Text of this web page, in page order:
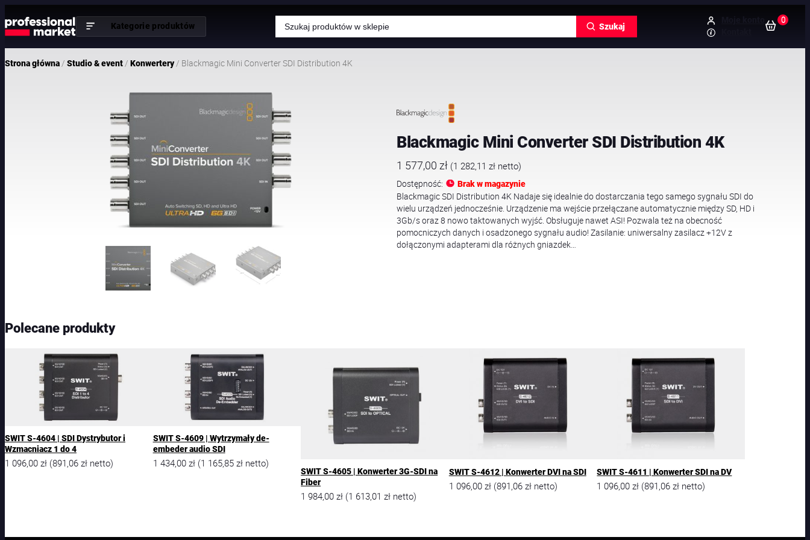
Kategorie produktów
Wyszukiwarka
produktów Szukaj
0
Strona główna/ Studio & event/ Konwertery/ Blackmagic Mini Converter SDI Distribution 4K
Blackmagic Mini Converter SDI Distribution 4K
1 577,00 zł (1 282,11 zł netto)
Dostępność:
Brak w magazynie
Blackmagic SDI Distribution 4K Nadaje się idealnie do dostarczania tego samego sygnału SDI do
wielu urządzeń jednocześnie. Urządzenie ma wejście przełączane automatycznie między SD, HD i
3Gb/s oraz 8 nowo taktowanych wyjść. Obsługuje nawet ASI! Pozwala też na obecność
pomocniczych danych i osadzonego sygnału audio! Zasilanie: uniwersalny zasilacz +12V z
dołączonymi adapterami dla różnych gniazdek…
Polecane produkty
SWIT S-4604 | SDI Dystrybutor i
Wzmacniacz 1 do 4
1 096,00 zł (891,06 zł netto)
SWIT S-4609 | Wytrzymały de-
embeder audio SDI
1 434,00 zł (1 165,85 złnetto)
SWIT S-4605 | Konwerter 3G-SDI na
Fiber
1 984,00zł (1 613,01zł netto)
SWIT S-4612 | Konwerter DVI na SDI
1 096,00 zł (891,06 złnetto)
SWIT S-4611 | Konwerter SDI na DV
1 096,00zł (891,06zł netto)